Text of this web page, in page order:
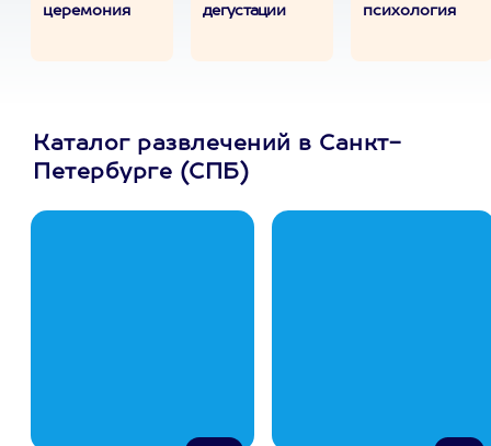
церемония
дегустации
психология
Каталог развлечений в Санкт-
Петербурге (СПБ)